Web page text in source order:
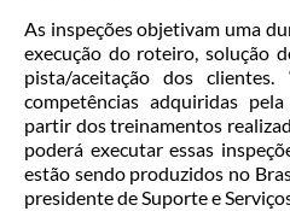
As inspeções objetivam uma
execução do roteiro, solução
pista/aceitação dos clientes.
competências adquiridas
partir dos treinamentos
poderá executar essas
estão sendo produzidos no
presidente de Suporte e